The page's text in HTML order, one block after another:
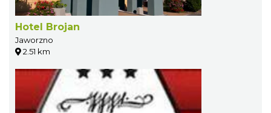
Hotel Brojan
Jaworzno
2.51 km